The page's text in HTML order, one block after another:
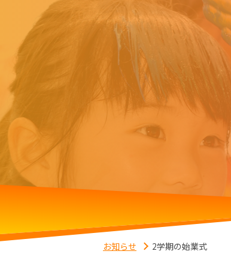
お知らせ 2学期の始業式